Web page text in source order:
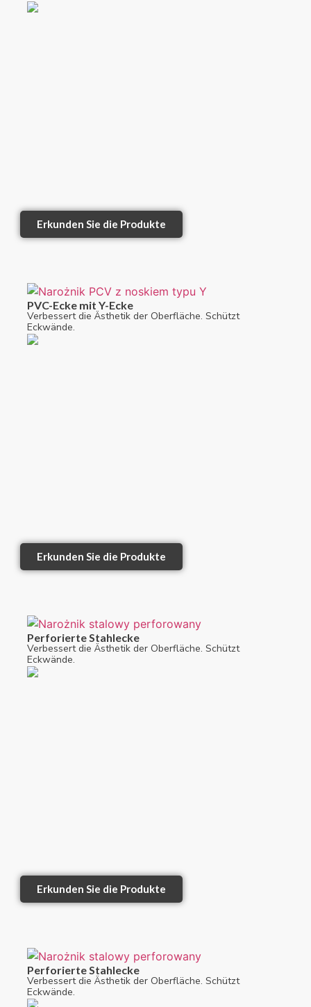
Erkunden Sie die Produkte
PVC-Ecke mit Y-Ecke
Verbessert die Ästhetik der Oberfläche. Schützt
Eckwände.
Erkunden Sie die Produkte
Perforierte Stahlecke
Verbessert die Ästhetik der Oberfläche. Schützt
Eckwände.
Erkunden Sie die Produkte
Perforierte Stahlecke
Verbessert die Ästhetik der Oberfläche. Schützt
Eckwände.